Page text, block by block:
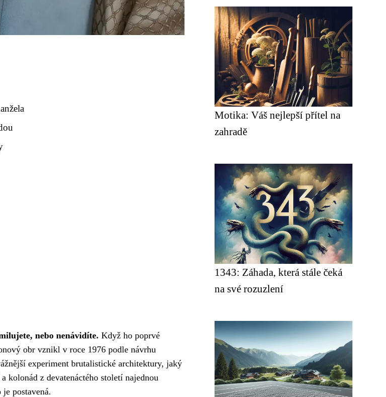
nebo nenávidíte. Když ho poprvé
obr vznikl v roce 1976 podle návrhu
experiment brutalistické architektury, jaký
kolonád z devatenáctého století najednou
postavená.
Motika: Váš nejlepší přítel na
zahradě
1343: Záhada, která stále čeká
na své rozuzlení